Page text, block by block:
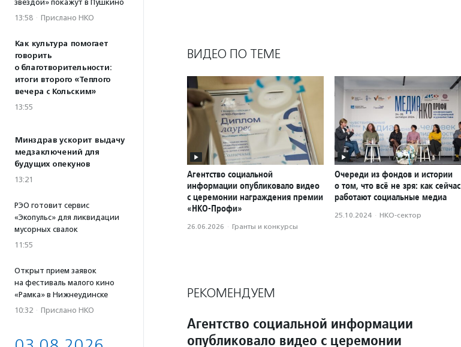
звездой» покажут в Пушкино
13:58 · Прислано НКО
Как культура помогает
говорить
о благотворительности:
итоги второго «Теплого
вечера с Кольским»
13:55
Минздрав ускорит выдачу
медзаключений для
будущих опекунов
13:21
РЭО готовит сервис
«Экопульс» для ликвидации
мусорных свалок
11:55
Открыт прием заявок
на фестиваль малого кино
«Рамка» в Нижнеудинске
10:32 · Прислано НКО
ВИДЕО ПО ТЕМЕ
Агентство социальной
информации опубликовало видео
с церемонии награждения премии
«НКО-Профи»
26.06.2026 · Гранты и конкурсы
Очереди из фондов и истории
о том, что всё не зря: как сейчас
работают социальные медиа
25.10.2024 · НКО-сектор
РЕКОМЕНДУЕМ
Агентство социальной информации
опубликовало видео с церемонии